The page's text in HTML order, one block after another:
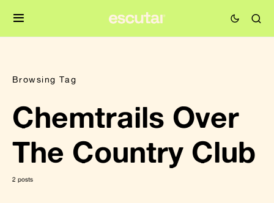
Browsing Tag
Chemtrails Over
The Country Club
2 posts